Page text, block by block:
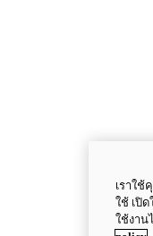
เราใช้
ใช้ เปิ
ใช้งาน